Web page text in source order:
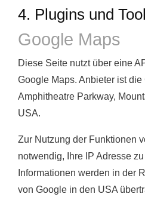
4. Plugins und
Google Maps
Diese Seite nutzt über eine
Google Maps. Anbieter ist
Amphitheatre Parkway,
USA.
Zur Nutzung der Funktionen
notwendig, Ihre IP Adresse
Informationen werden in der
von Google in den USA